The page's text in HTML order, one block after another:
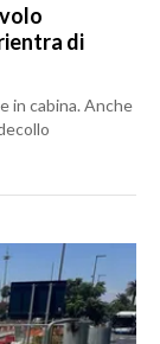
di
in cabina. Anche